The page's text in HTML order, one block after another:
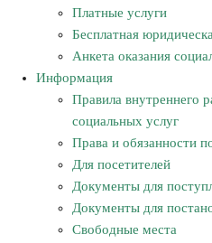
Платные услуги
Бесплатная
Анкета оказания
Информация
Правила внутреннего
социальных услуг
Права и обязанности
Для посетителей
Документы для
Документы для
Свободные места